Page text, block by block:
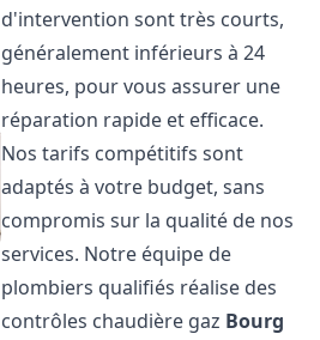
d'intervention sont très courts,
généralement inférieurs à 24
heures, pour vous assurer une
réparation rapide et efficace.
Nos tarifs compétitifs sont
adaptés à votre budget, sans
compromis sur la qualité de nos
services. Notre équipe de
plombiers qualifiés réalise des
contrôles chaudière gaz Bourg